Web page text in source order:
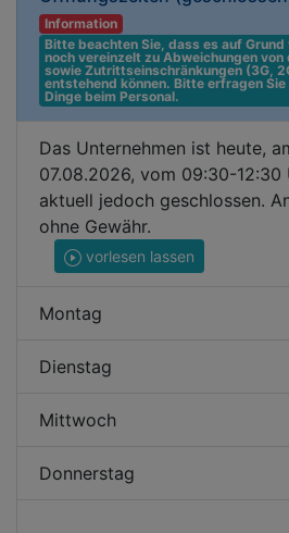
Information
Bitte beachten Sie, dass es auf Grund
noch vereinzelt zu Abweichungen von
sowie Zutrittseinschränkungen (3G,
entstehend können. Bitte erfragen
Dinge beim Personal.
Das Unternehmen ist heute,
07.08.2026, vom 09:30-
aktuell jedoch geschlossen.
ohne Gewähr.
vorlesen lassen
Montag
Dienstag
Mittwoch
Donnerstag